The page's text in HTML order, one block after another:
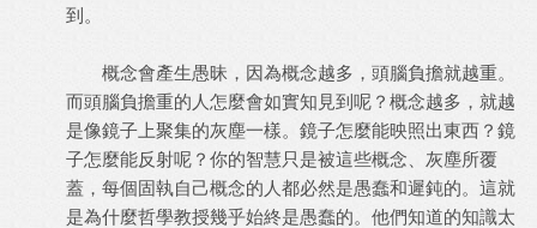
到。
概念會產生愚昧，因為概念越多，頭腦負擔就越重。
而頭腦負擔重的人怎麼會如實知見到呢？概念越多，就越
是像鏡子上聚集的灰塵一樣。鏡子怎麼能映照出東西？鏡
子怎麼能反射呢？你的智慧只是被這些概念、灰塵所覆
蓋，每個固執自己概念的人都必然是愚蠢和遲鈍的。這就
是為什麼哲學教授幾乎始終是愚蠢的。他們知道的知識太